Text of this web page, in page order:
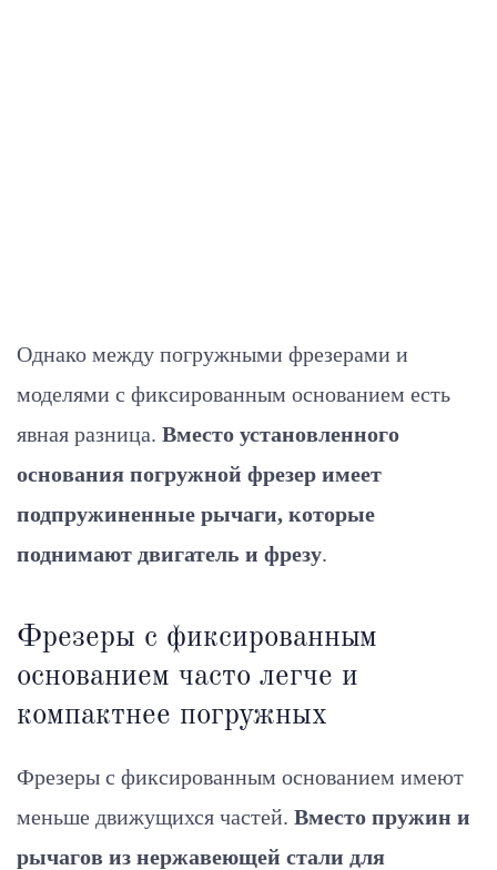
Однако между погружными фрезерами и
моделями с фиксированным основанием есть
явная разница. Вместо установленного
основания погружной фрезер имеет
подпружиненные рычаги, которые
поднимают двигатель и фрезу.
Фрезеры с фиксированным
основанием часто легче и
компактнее погружных
Фрезеры с фиксированным основанием имеют
меньше движущихся частей. Вместо пружин и
рычагов из нержавеющей стали для